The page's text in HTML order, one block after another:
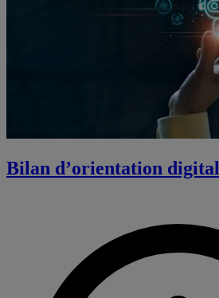
Bilan d’orientation digital